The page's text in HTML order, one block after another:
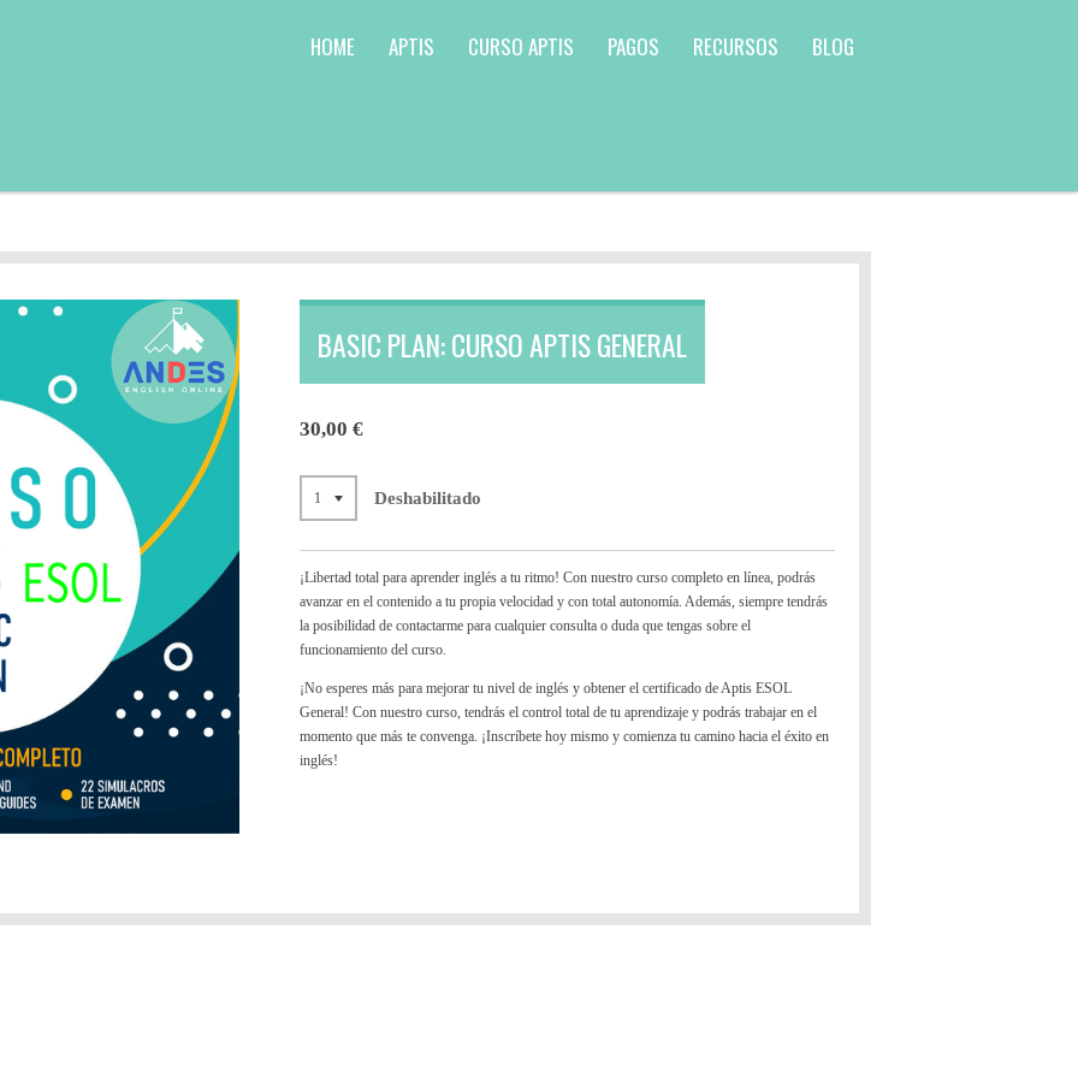
HOME APTIS CURSO APTIS PAGOS RECURSOS BLOG
BASIC PLAN: CURSO APTIS GENERAL
30,00 €
Deshabilitado
¡Libertad total para aprender inglés a tu ritmo! Con nuestro curso completo en línea, podrás
avanzar en el contenido a tu propia velocidad y con total autonomía. Además, siempre tendrás
la posibilidad de contactarme para cualquier consulta o duda que tengas sobre el
funcionamiento del curso.
¡No esperes más para mejorar tu nivel de inglés y obtener el certificado de Aptis ESOL
General! Con nuestro curso, tendrás el control total de tu aprendizaje y podrás trabajar en el
momento que más te convenga. ¡Inscríbete hoy mismo y comienza tu camino hacia el éxito en
inglés!